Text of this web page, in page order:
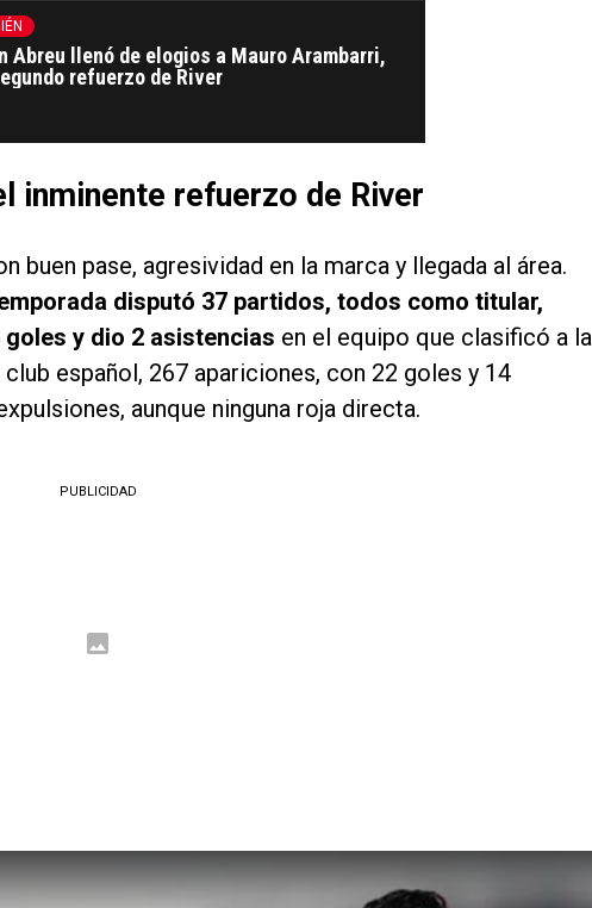
Abreu llenó de elogios a Mauro Arambarri,
refuerzo de River
inminente refuerzo de River
buen pase, agresividad en la marca y llegada al área.
disputó 37 partidos, todos como titular,
y dio 2 asistencias en el equipo que clasificó a la
español, 267 apariciones, con 22 goles y 14
aunque ninguna roja directa.
PUBLICIDAD